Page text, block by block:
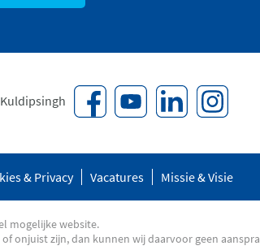
& Privacy Vacatures Missie & Visie
mogelijke website.
onjuist zijn, dan kunnen wij daarvoor geen